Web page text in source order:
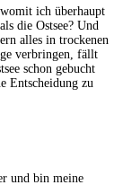
ich überhaupt
die Ostsee? Und
alles in trockenen
verbringen, fällt
schon gebucht
Entscheidung zu
und bin meine